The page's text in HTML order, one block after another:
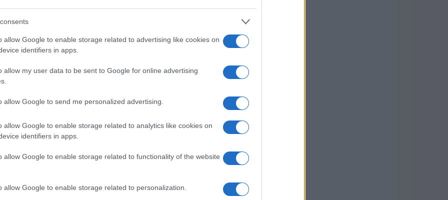
allow Google to enable storage related to advertising like cookies on
identifiers in apps.
allow my user data to be sent to Google for online advertising
allow Google to send me personalized advertising.
allow Google to enable storage related to analytics like cookies on
identifiers in apps.
allow Google to enable storage related to functionality of the website
allow Google to enable storage related to personalization.
un impatto maggiore rispetto ad
artisti ricorrono a tecniche di scrittura
nelle loro opere. Ad esempio, alcuni brani
personali, che, sebbene sottili, possono
Questi messaggi segreti spaziano da
la canzone non solo un pezzo musicale, ma
essere percepiti, ma
passano inosservati, ma che hanno un
Si pensi aisuoni subsonici, ovvero